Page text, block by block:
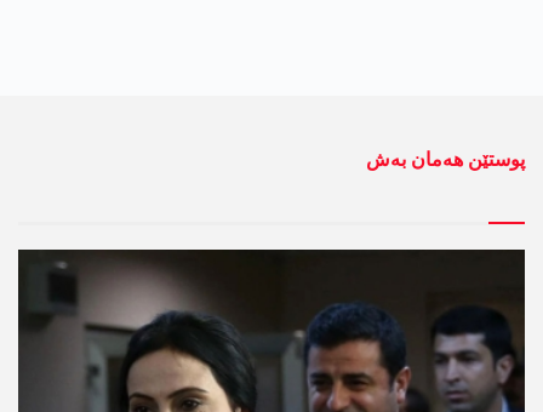
پوستێن ھەمان بەش